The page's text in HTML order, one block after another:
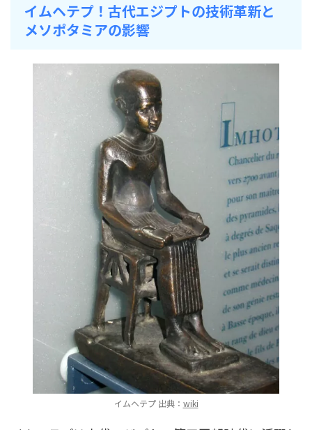
イムヘテプ！古代エジプトの技術革新と
メソポタミアの影響
イムヘテプ 出典： wiki